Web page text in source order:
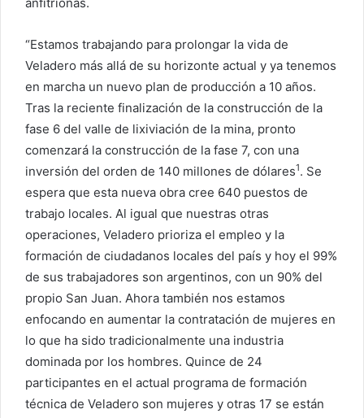
“Estamos trabajando para prolongar la vida de
Veladero más allá de su horizonte actual y ya tenemos
en marcha un nuevo plan de producción a 10 años.
Tras la reciente finalización de la construcción de la
fase 6 del valle de lixiviación de la mina, pronto
comenzará la construcción de la fase 7, con una
inversión del orden de 140 millones de dólares1. Se
espera que esta nueva obra cree 640 puestos de
trabajo locales. Al igual que nuestras otras
operaciones, Veladero prioriza el empleo y la
formación de ciudadanos locales del país y hoy el 99%
de sus trabajadores son argentinos, con un 90% del
propio San Juan. Ahora también nos estamos
enfocando en aumentar la contratación de mujeres en
lo que ha sido tradicionalmente una industria
dominada por los hombres. Quince de 24
participantes en el actual programa de formación
técnica de Veladero son mujeres y otras 17 se están